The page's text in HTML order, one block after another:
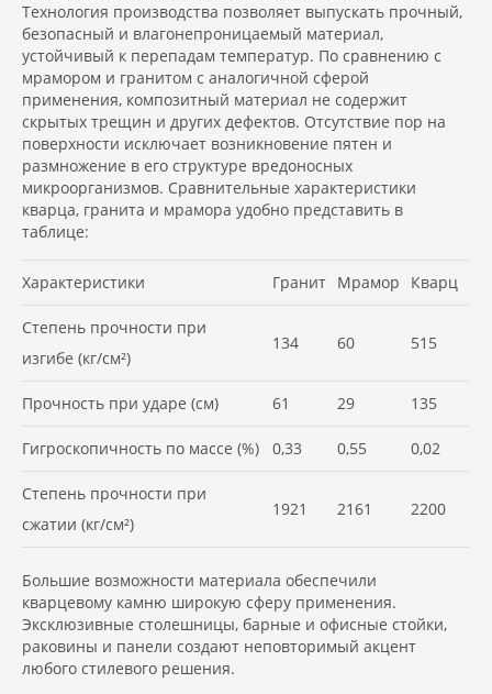
Технология производства позволяет выпускать прочный,
безопасный и влагонепроницаемый материал,
устойчивый к перепадам температур. По сравнению с
мрамором и гранитом с аналогичной сферой
применения, композитный материал не содержит
скрытых трещин и других дефектов. Отсутствие пор на
поверхности исключает возникновение пятен и
размножение в его структуре вредоносных
микроорганизмов. Сравнительные характеристики
кварца, гранита и мрамора удобно представить в
таблице:
Характеристики Гранит Мрамор Кварц
Степень прочности при
изгибе (кг/см²)
134 60 515
Прочность при ударе (см) 61 29 135
Гигроскопичность по массе (%) 0,33 0,55 0,02
Степень прочности при
сжатии (кг/см²)
1921 2161 2200
Большие возможности материала обеспечили
кварцевому камню широкую сферу применения.
Эксклюзивные столешницы, барные и офисные стойки,
раковины и панели создают неповторимый акцент
любого стилевого решения.